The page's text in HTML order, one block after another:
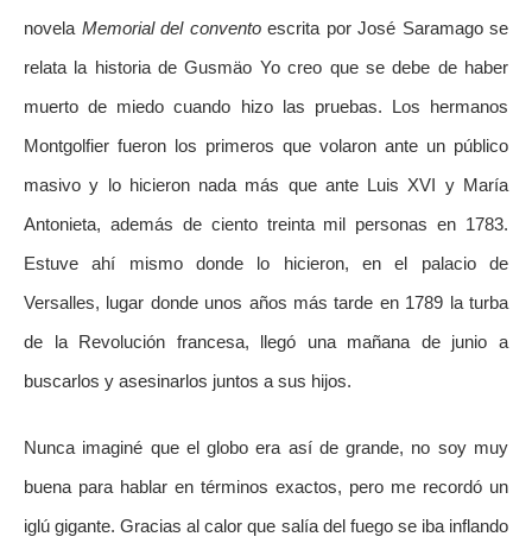
novela Memorial del conventoescrita por José Saramago se
relata la historia de Gusmäo Yo creo que se debe de haber
muerto de miedo cuando hizo las pruebas. Los hermanos
Montgolfier fueron los primeros que volaron ante un público
masivo y lo hicieron nada más que ante Luis XVI y María
Antonieta, además de ciento treinta mil personas en 1783.
Estuve ahí mismo donde lo hicieron, en el palacio de
Versalles, lugar donde unos años más tarde en 1789 la turba
de la Revolución francesa, llegó una mañana de junio a
buscarlos y asesinarlos juntos a sus hijos.
Nunca imaginé que el globo era así de grande, no soy muy
buena para hablar en términos exactos, pero me recordó un
iglú gigante. Gracias al calor que salía del fuego se iba inflando